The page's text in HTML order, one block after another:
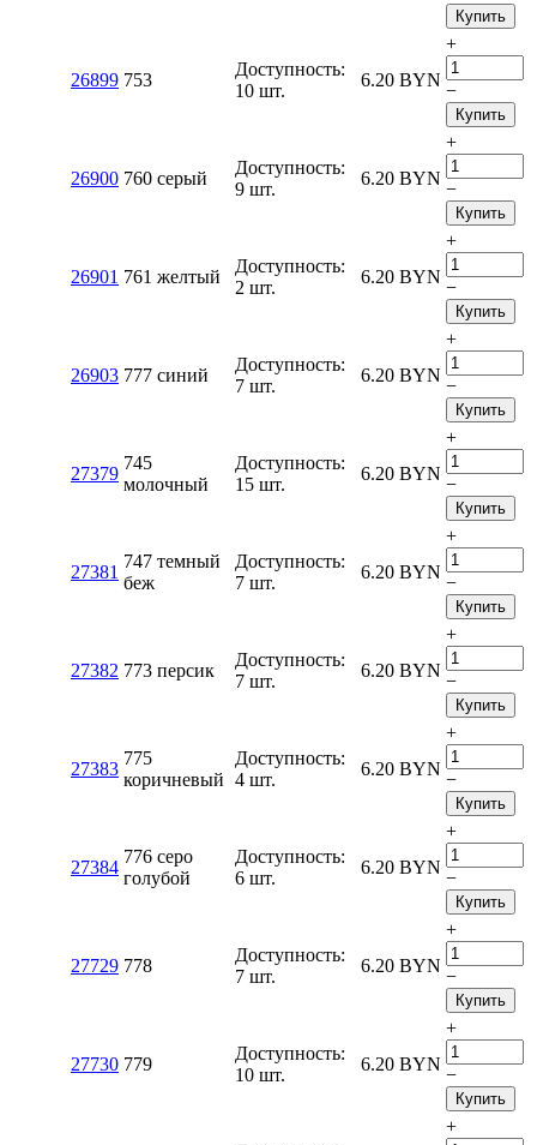
Купить
26899 753
Доступность:
10 шт.
6.20 BYN
+
−
Купить
26900 760 серый
Доступность:
9 шт.
6.20 BYN
+
−
Купить
26901 761 желтый
Доступность:
2 шт.
6.20 BYN
+
−
Купить
26903 777 синий
Доступность:
7 шт.
6.20 BYN
+
−
Купить
27379
745
молочный
Доступность:
15 шт.
6.20 BYN
+
−
Купить
27381
747 темный
беж
Доступность:
7 шт.
6.20 BYN
+
−
Купить
27382 773 персик
Доступность:
7 шт.
6.20 BYN
+
−
Купить
27383
775
коричневый
Доступность:
4 шт.
6.20 BYN
+
−
Купить
27384
776 серо
голубой
Доступность:
6 шт.
6.20 BYN
+
−
Купить
27729 778
Доступность:
7 шт.
6.20 BYN
+
−
Купить
27730 779
Доступность:
10 шт.
6.20 BYN
+
−
Купить
+